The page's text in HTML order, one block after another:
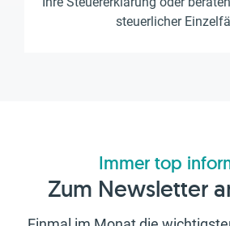
steuerlicher
Immer top
Zum Newsletter